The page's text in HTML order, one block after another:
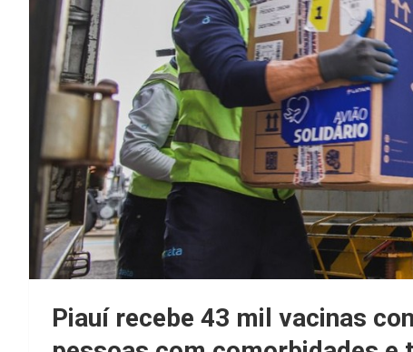
Piauí recebe 43 mil vacinas